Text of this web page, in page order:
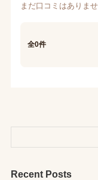
まだ口コミはありま
全0件
Recent Posts